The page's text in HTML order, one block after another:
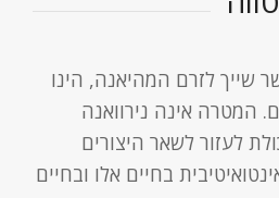
שייך לזרם המהיאנה, הינו
המטרה אינה נירוואנה
לעזור לשאר היצורים
בחיים אלו ובחיים